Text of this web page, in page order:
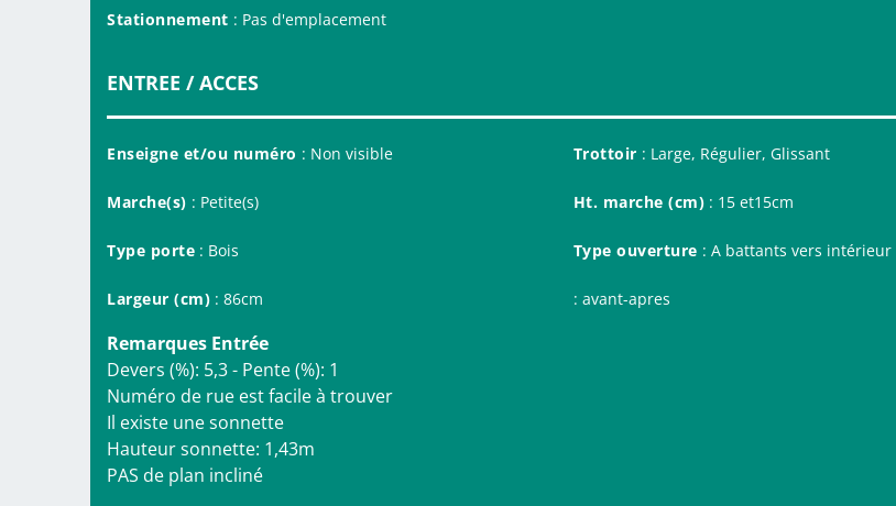
Stationnement : Pas d'emplacement
ENTREE / ACCES
Enseigne et/ou numéro : Non visible Trottoir : Large, Régulier, Glissant
Marche(s) : Petite(s) Ht. marche (cm) : 15 et15cm
Type porte : Bois Type ouverture : A battants vers intérieur
Largeur (cm) : 86cm : avant-apres
Remarques Entrée
Devers (%): 5,3 - Pente (%): 1
Numéro de rue est facile à trouver
Il existe une sonnette
Hauteur sonnette: 1,43m
PAS de plan incliné